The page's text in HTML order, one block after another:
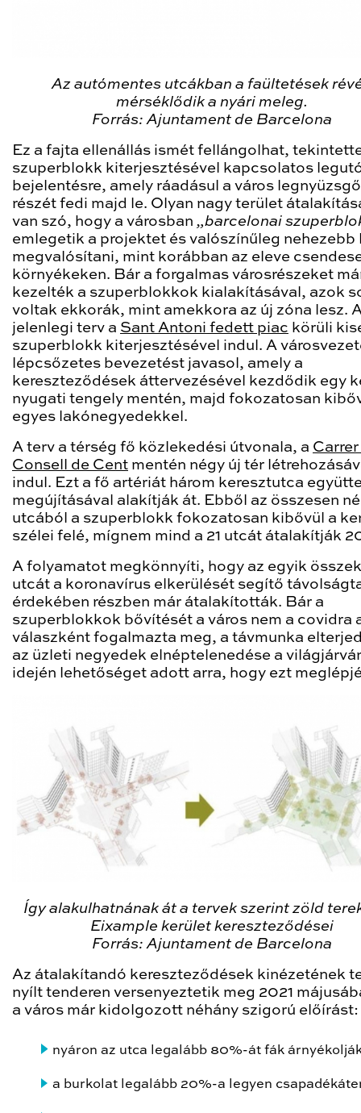
Az autómentes utcákban a faültetések
mérséklődik a nyári meleg.
Forrás: Ajuntament de Barcelona
Ez a fajta ellenállás ismét fellángolhat,
szuperblokk kiterjesztésével kapcsolatos
bejelentésre, amely ráadásul a város
részét fedi majd le. Olyan nagy terület
van szó, hogy a városban „barcelonai
emlegetik a projektet és valószínűleg nehezebb
megvalósítani, mint korábban az eleve
környékeken. Bár a forgalmas városrészeket
kezelték a szuperblokkok kialakításával, azok
voltak ekkorák, mint amekkora az új zóna lesz.
jelenlegi terv a Sant Antoni fedett piac körüli
szuperblokk kiterjesztésével indul. A
lépcsőzetes bevezetést javasol, amely a
kereszteződések áttervezésével kezdődik egy
nyugati tengely mentén, majd fokozatosan
egyes lakónegyedekkel.
A terv a térség fő közlekedési útvonala, a
Consell de Cent mentén négy új tér
indul. Ezt a fő artériát három keresztutca
megújításával alakítják át. Ebből az összesen
utcából a szuperblokk fokozatosan kibővül a
szélei felé, mígnem mind a 21 utcát átalakítják
A folyamatot megkönnyíti, hogy az egyik
utcát a koronavírus elkerülését segítő
érdekében részben már átalakították. Bár a
szuperblokkok bővítését a város nem a covidra
válaszként fogalmazta meg, a távmunka
az üzleti negyedek elnéptelenedése a
idején lehetőséget adott arra, hogy ezt
Így alakulhatnának át a tervek szerint zöld
Eixample kerület kereszteződései
Forrás: Ajuntament de Barcelona
Az átalakítandó kereszteződések kinézetének
nyílt tenderen versenyeztetik meg 2021
a város már kidolgozott néhány szigorú előírást:
nyáron az utca legalább 80%-át fák
a burkolat legalább 20%-a legyen